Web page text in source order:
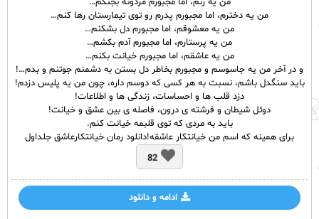
من یه دخترم، اما مجبورم پدرم رو توی تیمارستان رها کنم…
من یه معشوقم، اما مجبورم دل بشکنم…
من یه پرستارم، اما مجبورم آدم بکشم…
من یه عاشقم، اما مجبورم خیانت بکنم…
و در آخر من یه جاسوسم و مجبورم بخاطر دل بستن به دشمنم جوتنم و بدم…!
باید سنگدل باشم، نسبت به هر کسی که دوسم داره، چون من یه پلیس دزدم!
دزد قلب ها و احساسات، زندگی ها و اطلاعات!
دوئل شیطان و فرشته ی درون، فاصله ی بین عشق و خیانت!
باید به مردی که توی قلبمه خیانت کنم.
برای همینه که اسم من خیانتکار عاشقه!دانلود رمان خیانتکارعاشق جلداول
82
ادامه و دانلود